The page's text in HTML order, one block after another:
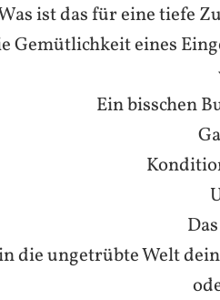
ist das für eine tiefe
Gemütlichkeit eines
Ein bisschen
die ungetrübte Welt